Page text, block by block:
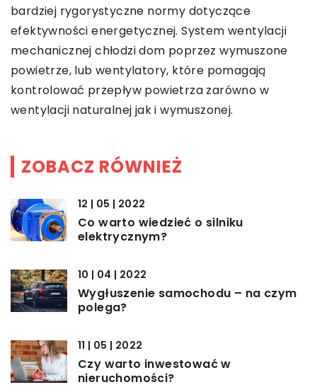
bardziej rygorystyczne normy dotyczące
efektywności energetycznej. System wentylacji
mechanicznej chłodzi dom poprzez wymuszone
powietrze, lub wentylatory, które pomagają
kontrolować przepływ powietrza zarówno w
wentylacji naturalnej jak i wymuszonej.
ZOBACZ RÓWNIEŻ
12 | 05 | 2022
Co warto wiedzieć o silniku
elektrycznym?
10 | 04 | 2022
Wygłuszenie samochodu – na czym
polega?
11 | 05 | 2022
Czy warto inwestować w
nieruchomości?